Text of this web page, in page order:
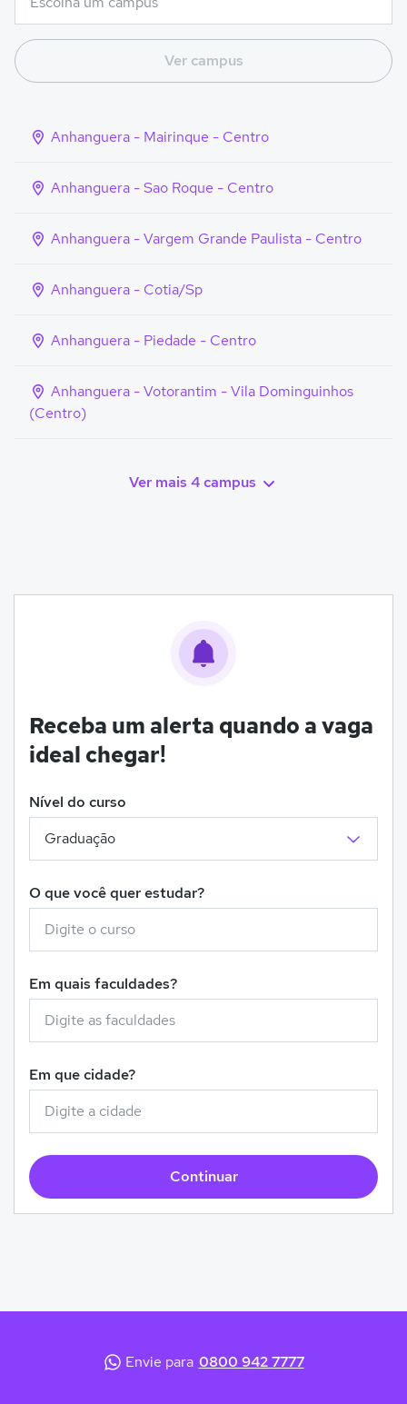
Ver campus
Anhanguera - Mairinque - Centro
Anhanguera - Sao Roque - Centro
Anhanguera - Vargem Grande Paulista - Centro
Anhanguera - Cotia/Sp
Anhanguera - Piedade - Centro
Anhanguera - Votorantim - Vila Dominguinhos
(Centro)
Ver mais 4 campus
Receba um alerta quando a vaga
ideal chegar!
Nível do curso
O que você quer estudar?
Em quais faculdades?
Em que cidade?
Continuar
Envie para 0800 942 7777